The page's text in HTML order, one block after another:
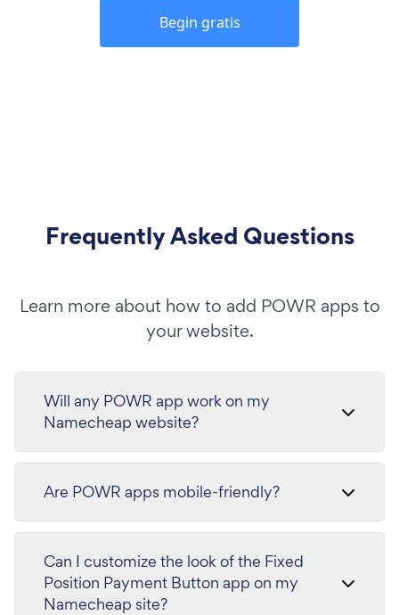
Begin gratis
Frequently Asked Questions
Learn more about how to add POWR apps to
your website.
Will any POWR app work on my
Namecheap website?
Are POWR apps mobile-friendly?
Can I customize the look of the Fixed
Position Payment Button app on my
Namecheap site?